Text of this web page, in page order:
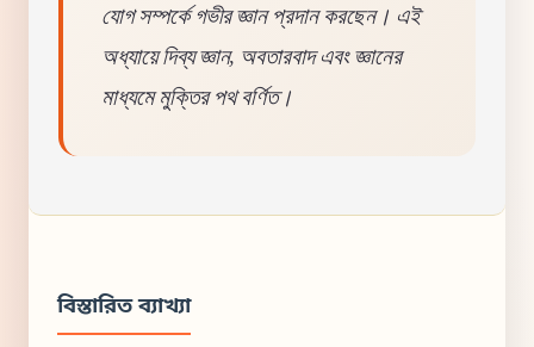
যোগ সম্পর্কে গভীর জ্ঞান প্রদান করছেন। এই
অধ্যায়ে দিব্য জ্ঞান, অবতারবাদ এবং জ্ঞানের
মাধ্যমে মুক্তির পথ বর্ণিত।
বিস্তারিত ব্যাখ্যা